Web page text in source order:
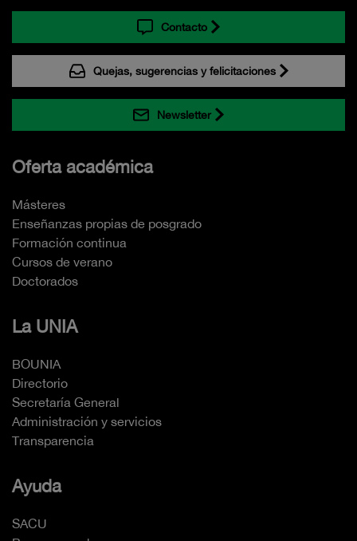
Contacto
Quejas, sugerencias y felicitaciones
Newsletter
Oferta académica
Másteres
Enseñanzas propias de posgrado
Formación continua
Cursos de verano
Doctorados
La UNIA
BOUNIA
Directorio
Secretaría General
Administración y servicios
Transparencia
Ayuda
SACU